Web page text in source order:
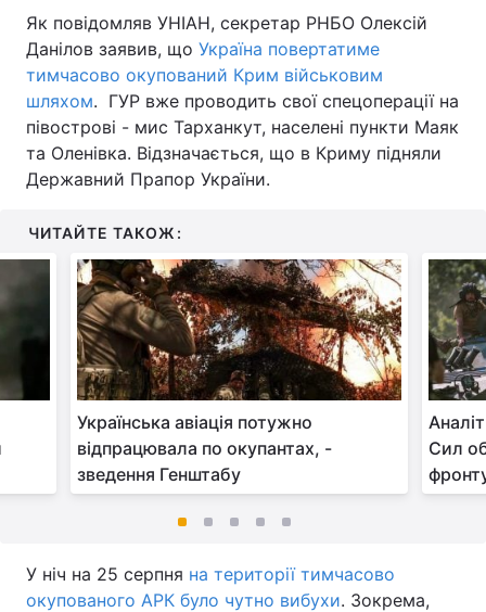
Як повідомляв УНІАН, секретар РНБО Олексій
Данілов заявив, що Україна повертатиме
тимчасово окупований Крим військовим
шляхом. ГУР вже проводить свої спецоперації на
півострові - мис Тарханкут, населені пункти Маяк
та Оленівка. Відзначається, що в Криму підняли
Державний Прапор України.
ЧИТАЙТЕ ТАКОЖ:
Українська авіація потужно
відпрацювала по окупантах, -
зведення Генштабу
Сил
У ніч на 25 серпня на території тимчасово
окупованого АРК було чутно вибухи. Зокрема,